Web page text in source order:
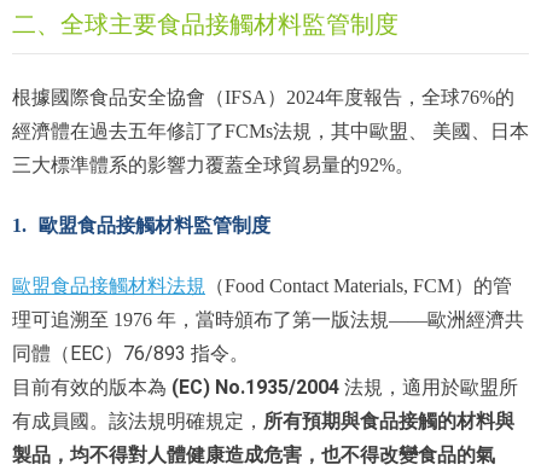
二、全球主要食品接觸材料監管制度
根據國際食品安全協會（IFSA）2024年度報告，全球76%的
經濟體在過去五年修訂了FCMs法規，其中歐盟、 美國、日本
三大標準體系的影響力覆蓋全球貿易量的92%。
1. 歐盟食品接觸材料監管制度
歐盟食品接觸材料法規
（Food Contact Materials, FCM）的管
理可追溯至 1976 年，當時頒布了第一版法規——歐洲經濟共
同體（EEC）76/893 指令。
目前有效的版本為 (EC) No.1935/2004 法規，適用於歐盟所
有成員國。該法規明確規定， 所有預期與食品接觸的材料與
製品，均不得對人體健康造成危害，也不得改變食品的氣